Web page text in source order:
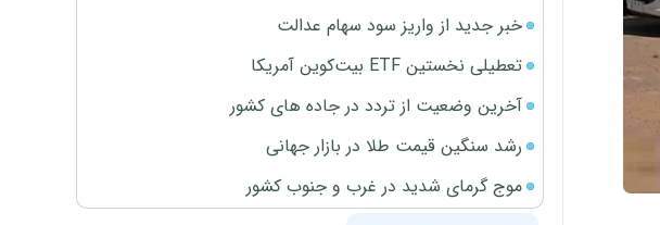
خبر جدید از واریز سود سهام عدالت
تعطیلی نخستین ETF بیت‌کوین آمریکا
آخرین وضعیت از تردد در جاده های کشور
رشد سنگین قیمت طلا در بازار جهانی
موج گرمای شدید در غرب و جنوب کشور